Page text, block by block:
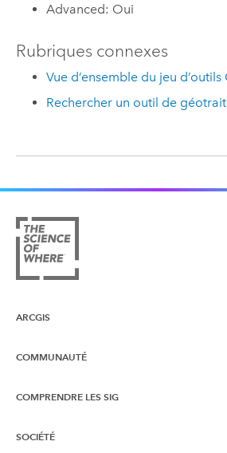
Advanced: Oui
Rubriques connexes
Vue d’ensemble du jeu d’outils
Rechercher un outil de
ARCGIS
Vue d’ensemble d’ArcGIS
Cartographie
COMMUNAUTÉ
Esri Community
Blog ArcGIS
COMPRENDRE LES SIG
Qu’est-ce qu’un SIG ?
SOCIÉTÉ